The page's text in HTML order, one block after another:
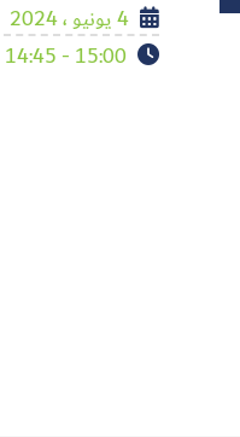
4 يونيو ، 2024
15:00 - 14:45